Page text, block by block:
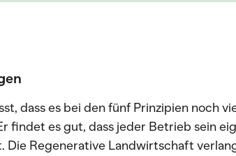
dass es bei den fünf Prinzipien noch
findet es gut, dass jeder Betrieb sein
Die Regenerative Landwirtschaft